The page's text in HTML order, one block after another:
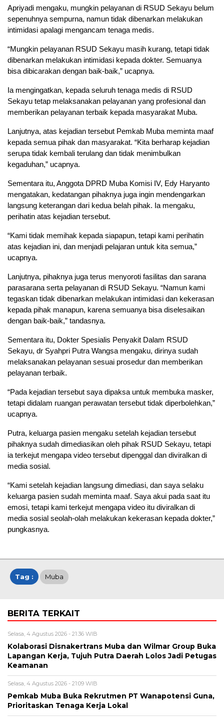
Apriyadi mengaku, mungkin pelayanan di RSUD Sekayu belum
sepenuhnya sempurna, namun tidak dibenarkan melakukan
intimidasi apalagi mengancam tenaga medis.
“Mungkin pelayanan RSUD Sekayu masih kurang, tetapi tidak
dibenarkan melakukan intimidasi kepada dokter. Semuanya
bisa dibicarakan dengan baik-baik,” ucapnya.
Ia mengingatkan, kepada seluruh tenaga medis di RSUD
Sekayu tetap melaksanakan pelayanan yang profesional dan
memberikan pelayanan terbaik kepada masyarakat Muba.
Lanjutnya, atas kejadian tersebut Pemkab Muba meminta maaf
kepada semua pihak dan masyarakat. “Kita berharap kejadian
serupa tidak kembali terulang dan tidak menimbulkan
kegaduhan,” ucapnya.
Sementara itu, Anggota DPRD Muba Komisi IV, Edy Haryanto
mengatakan, kedatangan pihaknya juga ingin mendengarkan
langsung keterangan dari kedua belah pihak. Ia mengaku,
perihatin atas kejadian tersebut.
“Kami tidak memihak kepada siapapun, tetapi kami perihatin
atas kejadian ini, dan menjadi pelajaran untuk kita semua,”
ucapnya.
Lanjutnya, pihaknya juga terus menyoroti fasilitas dan sarana
parasarana serta pelayanan di RSUD Sekayu. “Namun kami
tegaskan tidak dibenarkan melakukan intimidasi dan kekerasan
kepada pihak manapun, karena semuanya bisa diselesaikan
dengan baik-baik,” tandasnya.
Sementara itu, Dokter Spesialis Penyakit Dalam RSUD
Sekayu, dr Syahpri Putra Wangsa mengaku, dirinya sudah
melaksanakan pelayanan sesuai prosedur dan memberikan
pelayanan terbaik.
“Pada kejadian tersebut saya dipaksa untuk membuka masker,
tetapi didalam ruangan perawatan tersebut tidak diperbolehkan,”
ucapnya.
Putra, keluarga pasien mengaku setelah kejadian tersebut
pihaknya sudah dimediasikan oleh pihak RSUD Sekayu, tetapi
ia terkejut mengapa video tersebut dipenggal dan diviralkan di
media sosial.
“Kami setelah kejadian langsung dimediasi, dan saya selaku
keluarga pasien sudah meminta maaf. Saya akui pada saat itu
emosi, tetapi kami terkejut mengapa video itu diviralkan di
media sosial seolah-olah melakukan kekerasan kepada dokter,”
pungkasnya.
Tag : Muba
BERITA TERKAIT
Selasa, 4 Agustus 2026 - 21:36 WIB
Kolaborasi Disnakertrans Muba dan Wilmar Group Buka
Lapangan Kerja, Tujuh Putra Daerah Lolos Jadi Petugas
Keamanan
Selasa, 4 Agustus 2026 - 21:09 WIB
Pemkab Muba Buka Rekrutmen PT Wanapotensi Guna,
Prioritaskan Tenaga Kerja Lokal